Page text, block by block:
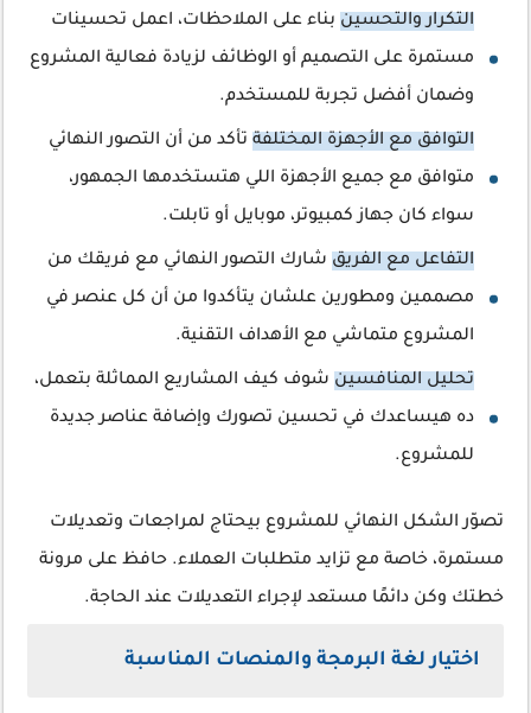
التكرار والتحسين بناء على الملاحظات، اعمل تحسينات
مستمرة على التصميم أو الوظائف لزيادة فعالية المشروع
وضمان أفضل تجربة للمستخدم.
التوافق مع الأجهزة المختلفة تأكد من أن التصور النهائي
متوافق مع جميع الأجهزة اللي هتستخدمها الجمهور،
سواء كان جهاز كمبيوتر، موبايل أو تابلت.
التفاعل مع الفريق شارك التصور النهائي مع فريقك من
مصممين ومطورين علشان يتأكدوا من أن كل عنصر في
المشروع متماشي مع الأهداف التقنية.
تحليل المنافسين شوف كيف المشاريع المماثلة بتعمل،
ده هيساعدك في تحسين تصورك وإضافة عناصر جديدة
للمشروع.
تصوّر الشكل النهائي للمشروع بيحتاج لمراجعات وتعديلات
مستمرة، خاصة مع تزايد متطلبات العملاء. حافظ على مرونة
خطتك وكن دائمًا مستعد لإجراء التعديلات عند الحاجة.
اختيار لغة البرمجة والمنصات المناسبة